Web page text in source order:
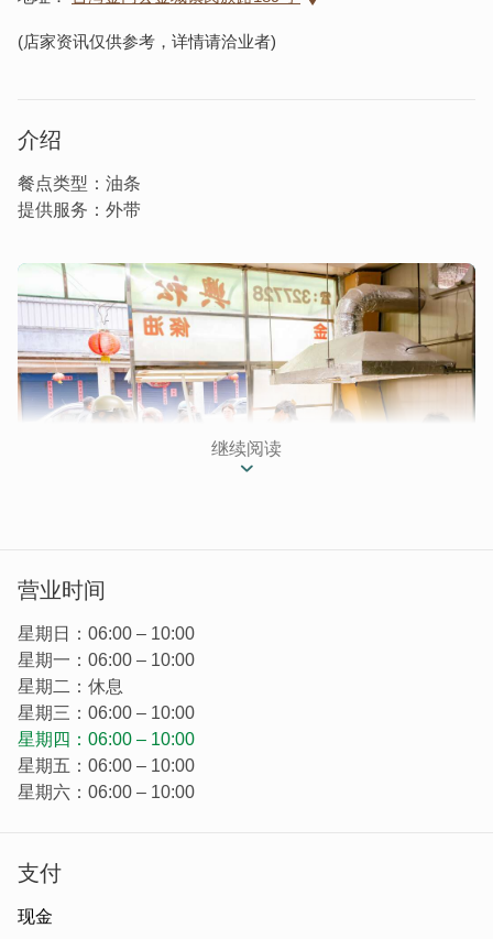
(店家资讯仅供参考，详情请洽业者)
介绍
餐点类型：油条
提供服务：外带
继续阅读
营业时间
星期日：06:00 – 10:00
星期一：06:00 – 10:00
星期二：休息
星期三：06:00 – 10:00
星期四：06:00 – 10:00
星期五：06:00 – 10:00
星期六：06:00 – 10:00
支付
现金